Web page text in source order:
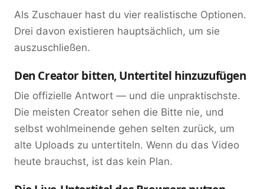
Als Zuschauer hast du vier realistische Optionen.
Drei davon existieren hauptsächlich, um sie
auszuschließen.
Den Creator bitten, Untertitel hinzuzufügen
Die offizielle Antwort — und die unpraktischste.
Die meisten Creator sehen die Bitte nie, und
selbst wohlmeinende gehen selten zurück, um
alte Uploads zu untertiteln. Wenn du das Video
heute brauchst, ist das kein Plan.